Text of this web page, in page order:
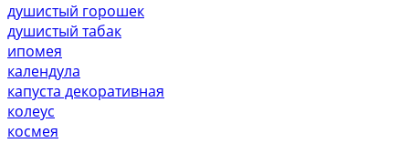
душистый горошек
душистый табак
ипомея
календула
капуста декоративная
колеус
космея